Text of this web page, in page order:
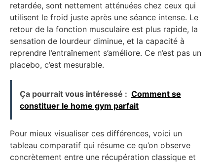
retardée, sont nettement atténuées chez ceux qui
utilisent le froid juste après une séance intense. Le
retour de la fonction musculaire est plus rapide, la
sensation de lourdeur diminue, et la capacité à
reprendre l’entraînement s’améliore. Ce n’est pas un
placebo, c’est mesurable.
Ça pourrait vous intéressé : Comment se
constituer le home gym parfait
Pour mieux visualiser ces différences, voici un
tableau comparatif qui résume ce qu’on observe
concrètement entre une récupération classique et